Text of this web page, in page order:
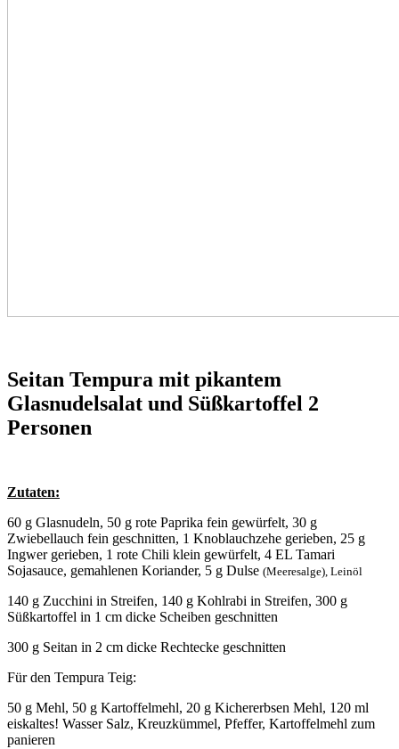
Seitan Tempura mit pikantem
Glasnudelsalat und Süßkartoffel 2
Personen
Zutaten:
60 g Glasnudeln, 50 g rote Paprika fein gewürfelt, 30 g
Zwiebellauch fein geschnitten, 1 Knoblauchzehe gerieben, 25 g
Ingwer gerieben, 1 rote Chili klein gewürfelt, 4 EL Tamari
Sojasauce, gemahlenen Koriander, 5 g Dulse (Meeresalge), Leinöl
140 g Zucchini in Streifen, 140 g Kohlrabi in Streifen, 300 g
Süßkartoffel in 1 cm dicke Scheiben geschnitten
300 g Seitan in 2 cm dicke Rechtecke geschnitten
Für den Tempura Teig:
50 g Mehl, 50 g Kartoffelmehl, 20 g Kichererbsen Mehl, 120 ml
eiskaltes! Wasser Salz, Kreuzkümmel, Pfeffer, Kartoffelmehl zum
panieren